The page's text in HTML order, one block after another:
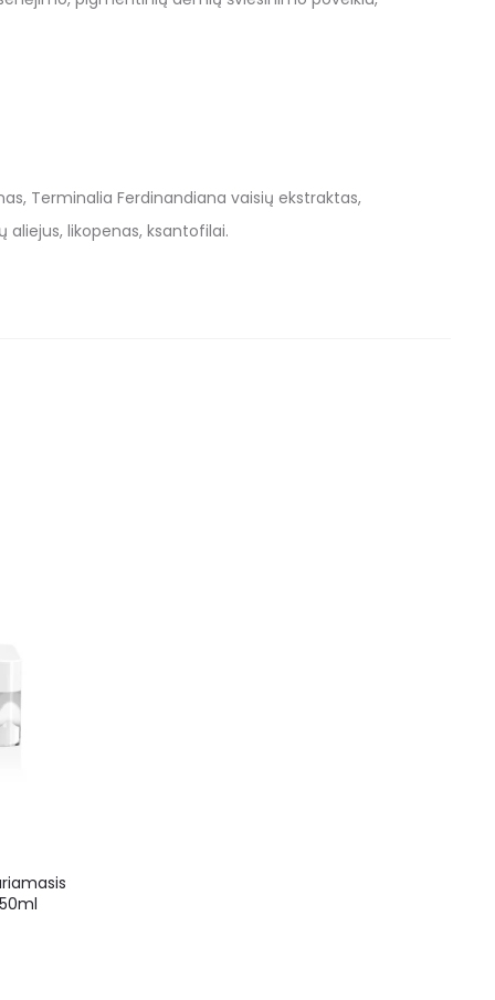
Terminalia Ferdinandiana vaisių ekstraktas,
likopenas, ksantofilai.